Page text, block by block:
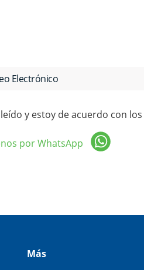
y estoy de acuerdo con los
por WhatsApp
Más